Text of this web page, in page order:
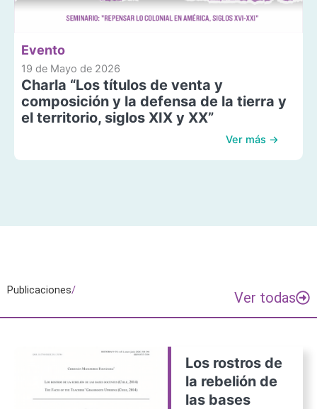
Evento
19 de Mayo de 2026
Charla “Los títulos de venta y
composición y la defensa de la tierra y
el territorio, siglos XIX y XX”
Ver más →
Publicaciones/ Ver todas
Los rostros de
la rebelión de
las bases